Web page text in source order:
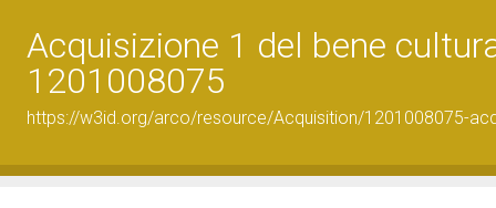
Acquisizione 1 del bene
1201008075
https://w3id.org/arco/resource/Acquisition/1201008075-